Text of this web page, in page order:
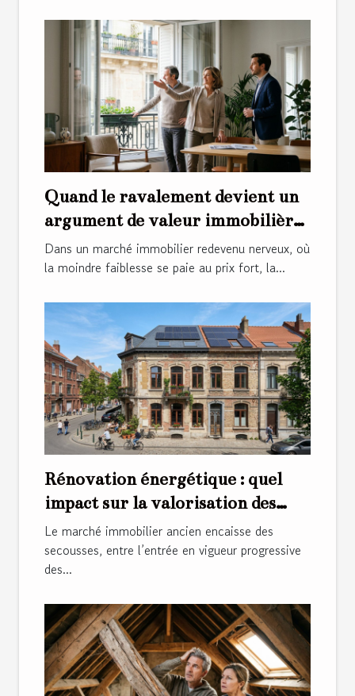
Quand le ravalement devient un
argument de valeur immobilière
insoupçonné
Dans un marché immobilier redevenu nerveux, où
la moindre faiblesse se paie au prix fort, la...
Rénovation énergétique : quel
impact sur la valorisation des
bâtiments anciens ?
Le marché immobilier ancien encaisse des
secousses, entre l’entrée en vigueur progressive
des...